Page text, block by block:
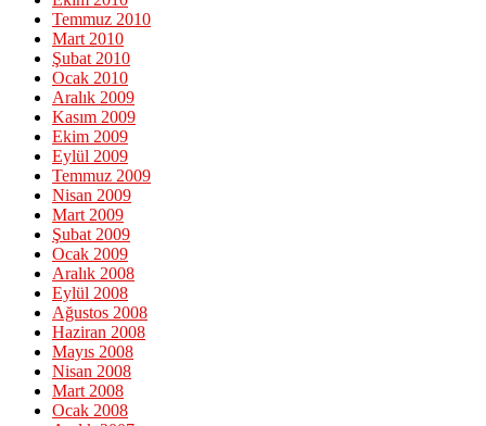
Temmuz 2010
Mart 2010
Şubat 2010
Ocak 2010
Aralık 2009
Kasım 2009
Ekim 2009
Eylül 2009
Temmuz 2009
Nisan 2009
Mart 2009
Şubat 2009
Ocak 2009
Aralık 2008
Eylül 2008
Ağustos 2008
Haziran 2008
Mayıs 2008
Nisan 2008
Mart 2008
Ocak 2008